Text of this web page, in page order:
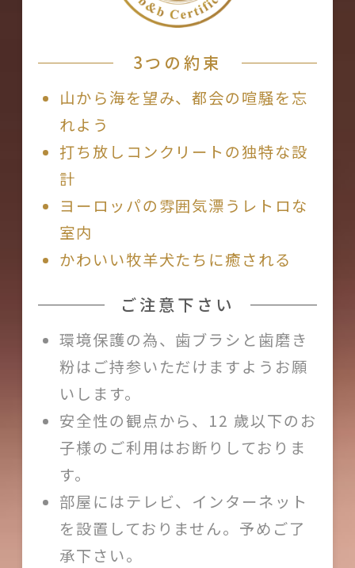
3つの約束
山から海を望み、都会の喧騒を忘
れよう
打ち放しコンクリートの独特な設
計
ヨーロッパの雰囲気漂うレトロな
室内
かわいい牧羊犬たちに癒される
ご注意下さい
環境保護の為、歯ブラシと歯磨き
粉はご持参いただけますようお願
いします。
安全性の観点から、12 歲以下のお
子様のご利用はお断りしておりま
す。
部屋にはテレビ、インターネット
を設置しておりません。予めご了
承下さい。